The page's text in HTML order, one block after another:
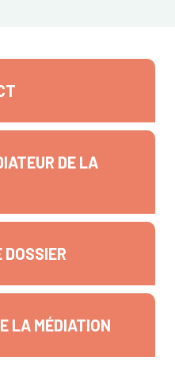
DE LA
DOSSIER
LA MÉDIATION